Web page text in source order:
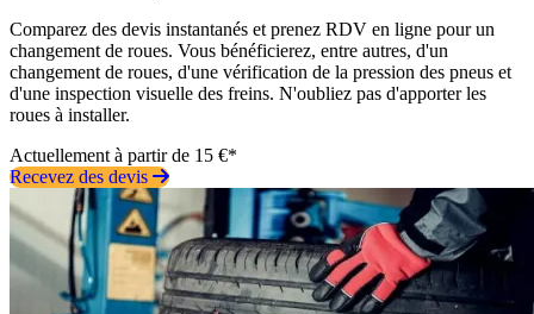
Comparez des devis instantanés et prenez RDV en ligne pour un
changement de roues. Vous bénéficierez, entre autres, d'un
changement de roues, d'une vérification de la pression des pneus et
d'une inspection visuelle des freins. N'oubliez pas d'apporter les
roues à installer.
Actuellement à partir de 15 €*
Recevez des devis